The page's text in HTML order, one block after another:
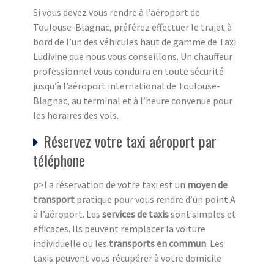
Si vous devez vous rendre à l’aéroport de
Toulouse-Blagnac, préférez effectuer le trajet à
bord de l’un des véhicules haut de gamme de Taxi
Ludivine que nous vous conseillons. Un chauffeur
professionnel vous conduira en toute sécurité
jusqu’à l’aéroport international de Toulouse-
Blagnac, au terminal et à l’heure convenue pour
les horaires des vols.
Réservez votre taxi aéroport par
téléphone
p>La réservation de votre taxi est un moyen de
transport pratique pour vous rendre d’un point A
à l’aéroport. Les services de taxissont simples et
efficaces. Ils peuvent remplacer la voiture
individuelle ou les transports en commun. Les
taxis peuvent vous récupérer à votre domicile